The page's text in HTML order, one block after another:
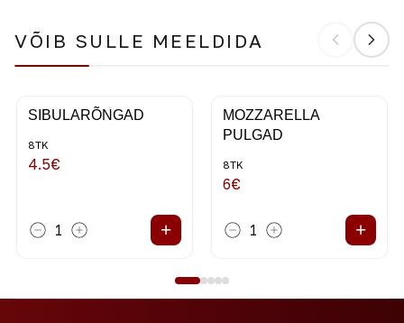
VÕIB SULLE MEELDIDA
SIBULARÕNGAD
8TK
4.5€
1 +
MOZZARELLA
PULGAD
8TK
6€
1 +